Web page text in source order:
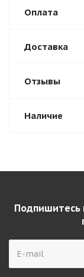
Оплата
Доставка
Отзывы
Наличие
Подпишитесь